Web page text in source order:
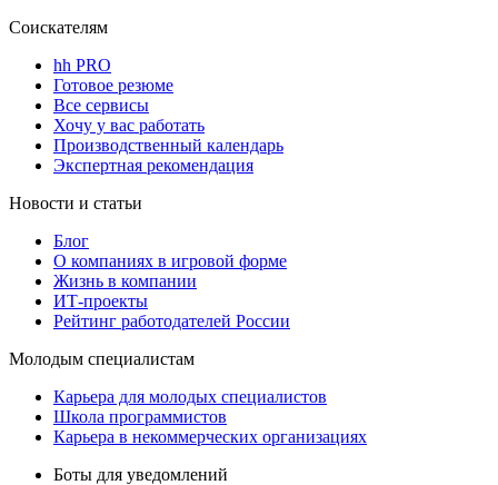
Соискателям
hh PRO
Готовое резюме
Все сервисы
Хочу у вас работать
Производственный календарь
Экспертная рекомендация
Новости и статьи
Блог
О компаниях в игровой форме
Жизнь в компании
ИТ-проекты
Рейтинг работодателей России
Молодым специалистам
Карьера для молодых специалистов
Школа программистов
Карьера в некоммерческих организациях
Боты для уведомлений